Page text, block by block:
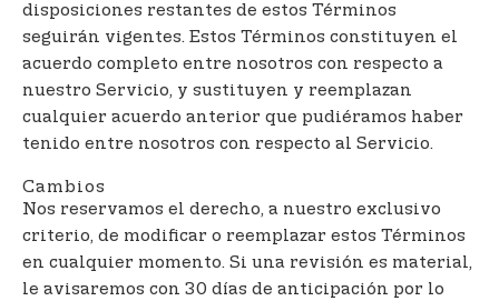
disposiciones restantes de estos Términos
seguirán vigentes. Estos Términos constituyen el
acuerdo completo entre nosotros con respecto a
nuestro Servicio, y sustituyen y reemplazan
cualquier acuerdo anterior que pudiéramos haber
tenido entre nosotros con respecto al Servicio.
Cambios
Nos reservamos el derecho, a nuestro exclusivo
criterio, de modificar o reemplazar estos Términos
en cualquier momento. Si una revisión es material,
le avisaremos con 30 días de anticipación por lo